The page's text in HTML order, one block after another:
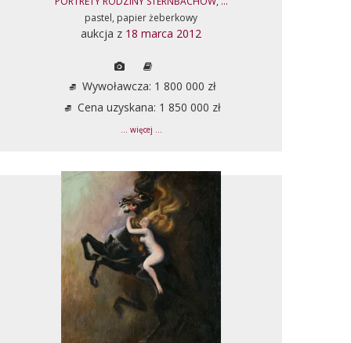
pastel, papier żeberkowy
aukcja z 18 marca 2012
Wywoławcza: 1 800 000 zł
Cena uzyskana: 1 850 000 zł
... więcej ...